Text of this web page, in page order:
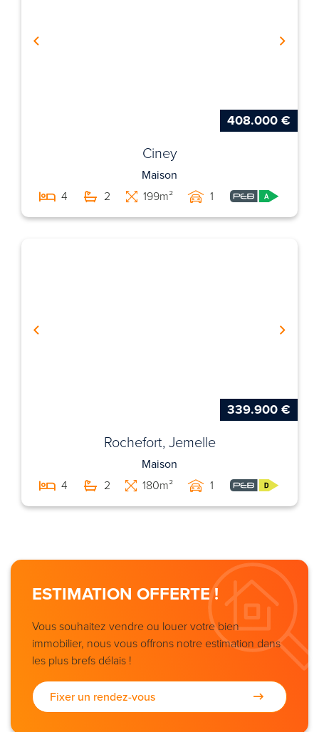
408.000 €
Ciney
Maison
4
2 199m² 1
339.900 €
Rochefort, Jemelle
Maison
4
2 180m² 1
ESTIMATION OFFERTE !
Vous souhaitez vendre ou louer votre bien
immobilier, nous vous offrons notre estimation dans
les plus brefs délais !
Fixer un rendez-vous